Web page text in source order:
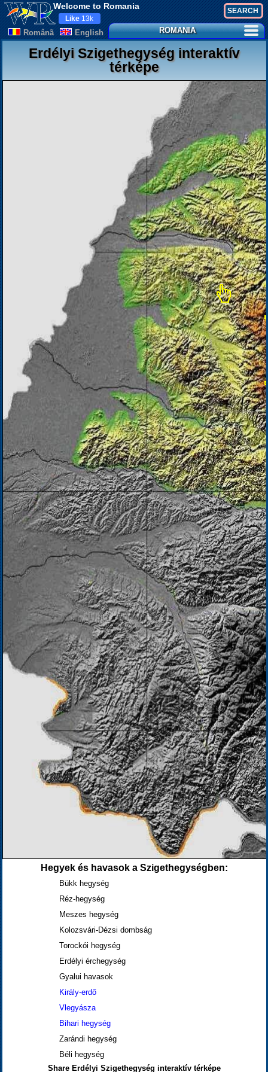
Welcome to Romania
Românã English
Like 13k
ROMANIA
Erdélyi Szigethegység interaktív
térképe
Hegyek és havasok a Szigethegységben:
Bükk hegység
Réz-hegység
Meszes hegység
Kolozsvári-Dézsi dombság
Torockói hegység
Erdélyi érchegység
Gyalui havasok
Király-erdő
Vlegyásza
Bihari hegység
Zarándi hegység
Béli hegység
Share Erdélyi Szigethegység interaktív térképe